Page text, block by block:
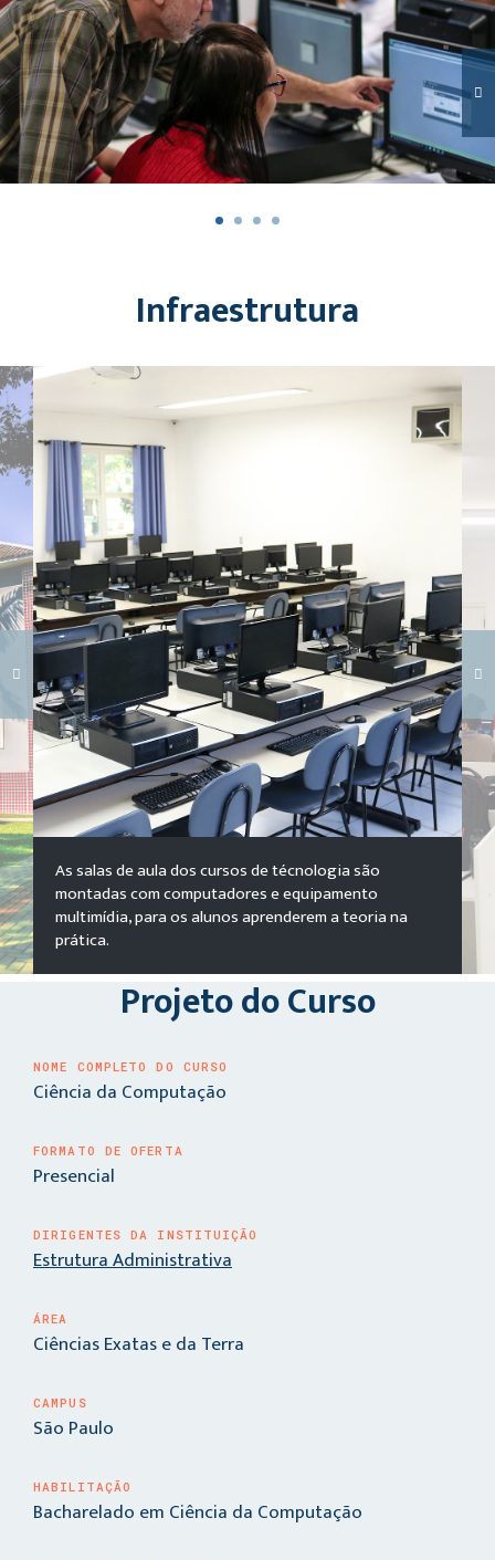
Infraestrutura
Carregando galeria...
As salas de aula dos cursos de técnologia são
montadas com computadores e equipamento
multimídia, para os alunos aprenderem a teoria na
prática.
Projeto do Curso
NOME COMPLETO DO CURSO
Ciência da Computação
FORMATO DE OFERTA
Presencial
DIRIGENTES DA INSTITUIÇÃO
Estrutura Administrativa
ÁREA
Ciências Exatas e da Terra
CAMPUS
São Paulo
HABILITAÇÃO
Bacharelado em Ciência da Computação